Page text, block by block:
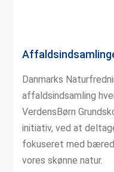
Danmarks
affaldsindsamling
VerdensBørn
initiativ, ved at
fokuseret med
vores skønne natur.